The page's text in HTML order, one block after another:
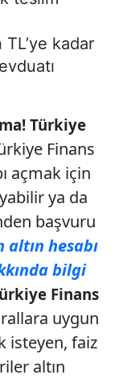
TL’ye kadar
Türkiye
Finans
açmak için
ya da
başvuru
hesabı
bilgi
Finans
uygun
isteyen, faiz
altın